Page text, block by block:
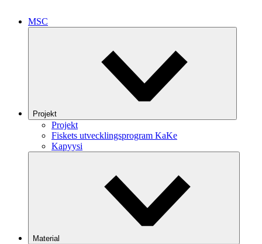
MSC
Projekt
Projekt
Fiskets utvecklingsprogram KaKe
Kapyysi
Material